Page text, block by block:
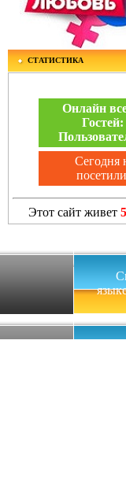
СТАТИСТИКА
Онлайн
Гостей:
Сегодня
Этот сайт живет